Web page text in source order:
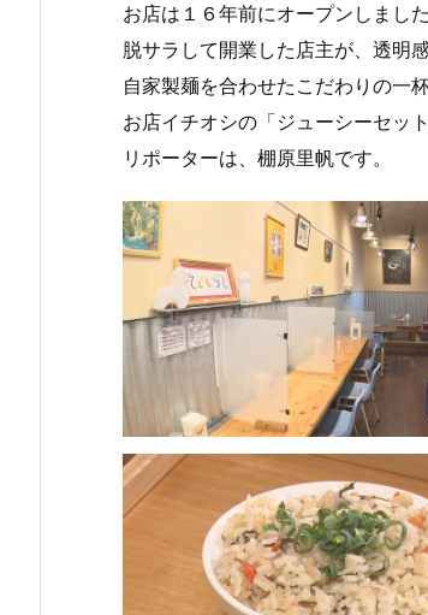
お店は１６年前にオープンしました
脱サラして開業した店主が、透明
自家製麺を合わせたこだわりの一
お店イチオシの「ジューシーセッ
リポーターは、棚原里帆です。